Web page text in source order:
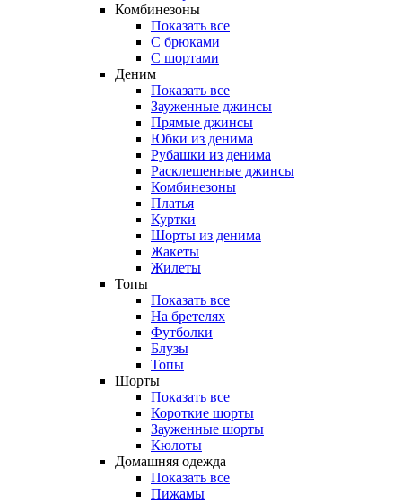
Комбинезоны
Показать все
С брюками
С шортами
Деним
Показать все
Зауженные джинсы
Прямые джинсы
Юбки из денима
Рубашки из денима
Расклешенные джинсы
Комбинезоны
Платья
Куртки
Шорты из денима
Жакеты
Жилеты
Топы
Показать все
На бретелях
Футболки
Блузы
Топы
Шорты
Показать все
Короткие шорты
Зауженные шорты
Кюлоты
Домашняя одежда
Показать все
Пижамы